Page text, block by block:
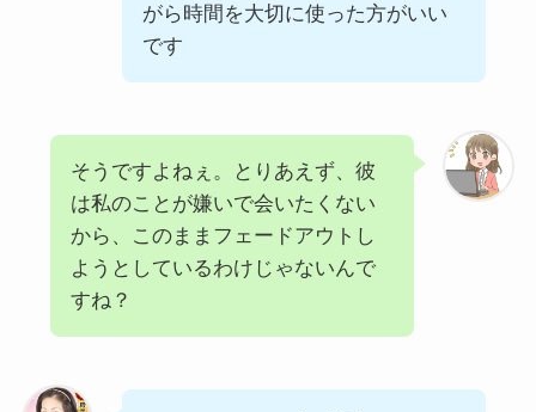
がら時間を大切に使った方がいい
です
そうですよねぇ。とりあえず、彼
は私のことが嫌いで会いたくない
から、このままフェードアウトし
ようとしているわけじゃないんで
すね？